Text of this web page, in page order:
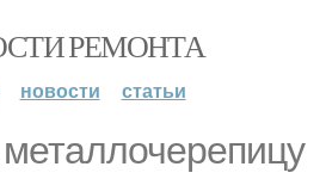
РЕМОНТА
новости статьи